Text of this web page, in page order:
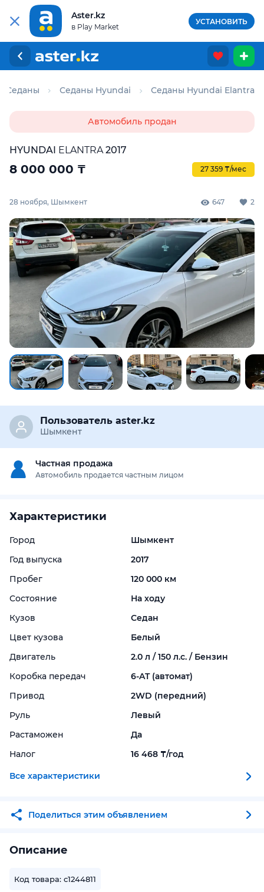
Aster.kz
в Play Market
УСТАНОВИТЬ
Седаны Седаны Hyundai Седаны Hyundai Elantra
Автомобиль продан
HYUNDAI ELANTRA2017
8 000 000 ₸ 27 359 ₸/мес
28 ноября, Шымкент 647 2
Пользователь aster.kz
Шымкент
Частная продажа
Автомобиль продается частным лицом
Характеристики
Город
Шымкент
Год выпуска
2017
Пробег
120 000 км
Состояние
На ходу
Кузов
Седан
Цвет кузова
Белый
Двигатель
2.0 л / 150 л.с. / Бензин
Коробка передач
6-AT (автомат)
Привод
2WD (передний)
Руль
Левый
Растаможен
Да
Налог
16 468 ₸/год
Все характеристики
Поделиться этим объявлением
Описание
Код товара: c1244811